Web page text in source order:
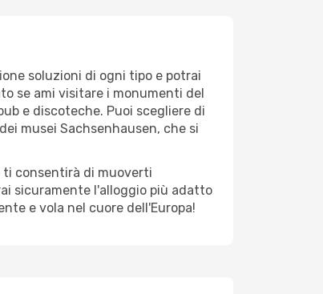
soluzioni di ogni tipo e potrai
se ami visitare i monumenti del
e discoteche. Puoi scegliere di
musei Sachsenhausen, che si
consentirà di muoverti
sicuramente l'alloggio più adatto
e vola nel cuore dell'Europa!